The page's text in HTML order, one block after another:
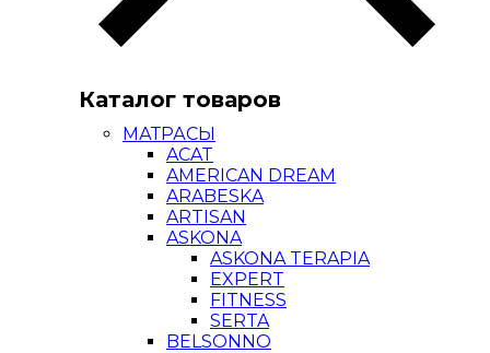
Каталог товаров
МАТРАСЫ
ACAT
AMERICAN DREAM
ARABESKA
ARTISAN
ASKONA
ASKONA TERAPIA
EXPERT
FITNESS
SERTA
BELSONNO